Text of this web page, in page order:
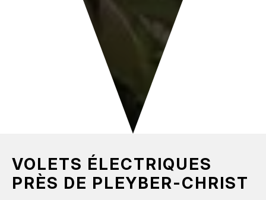
VOLETS ÉLECTRIQUES
PRÈS DE PLEYBER-CHRIST